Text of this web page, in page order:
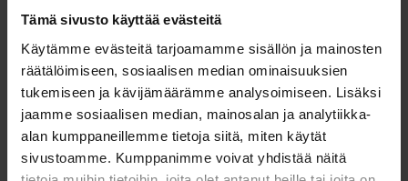
Tämä sivusto käyttää evästeitä
Käytämme evästeitä tarjoamamme sisällön ja mainosten
räätälöimiseen, sosiaalisen median ominaisuuksien
tukemiseen ja kävijämäärämme analysoimiseen. Lisäksi
jaamme sosiaalisen median, mainosalan ja analytiikka-
alan kumppaneillemme tietoja siitä, miten käytät
sivustoamme. Kumppanimme voivat yhdistää näitä
vain yhtä välittäjää määrätyn ajan, mikä voi luoda
tiukempia velvoitteita kuin avoimessa toimeksiannossa.
Yksinoikeussopimuksessa palkkio maksetaan, jos asunto
myydään välityskauden aikana riippumatta siitä, kuka
lopulta tuo ostajan. Tämä tarkoittaa, että vaikka myyjä
löytäisi ostajan itse, palkkio kuuluu silti välittäjälle.
Sopimuksessa on kuitenkin yleensä kohtuullisuuslauseke,